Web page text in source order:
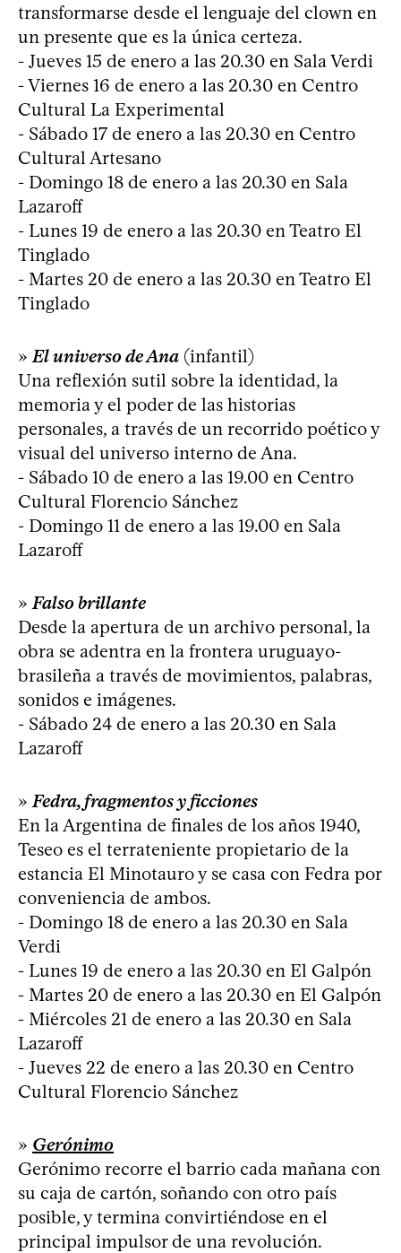
transformarse desde el lenguaje del clown en
un presente que es la única certeza.
- Jueves 15 de enero a las 20.30 en Sala Verdi
- Viernes 16 de enero a las 20.30 en Centro
Cultural La Experimental
- Sábado 17 de enero a las 20.30 en Centro
Cultural Artesano
- Domingo 18 de enero a las 20.30 en Sala
Lazaroff
- Lunes 19 de enero a las 20.30 en Teatro El
Tinglado
- Martes 20 de enero a las 20.30 en Teatro El
Tinglado
» El universo de Ana (infantil)
Una reflexión sutil sobre la identidad, la
memoria y el poder de las historias
personales, a través de un recorrido poético y
visual del universo interno de Ana.
- Sábado 10 de enero a las 19.00 en Centro
Cultural Florencio Sánchez
- Domingo 11 de enero a las 19.00 en Sala
Lazaroff
» Falso brillante
Desde la apertura de un archivo personal, la
obra se adentra en la frontera uruguayo-
brasileña a través de movimientos, palabras,
sonidos e imágenes.
- Sábado 24 de enero a las 20.30 en Sala
Lazaroff
» Fedra, fragmentos y ficciones
En la Argentina de finales de los años 1940,
Teseo es el terrateniente propietario de la
estancia El Minotauro y se casa con Fedra por
conveniencia de ambos.
- Domingo 18 de enero a las 20.30 en Sala
Verdi
- Lunes 19 de enero a las 20.30 en El Galpón
- Martes 20 de enero a las 20.30 en El Galpón
- Miércoles 21 de enero a las 20.30 en Sala
Lazaroff
- Jueves 22 de enero a las 20.30 en Centro
Cultural Florencio Sánchez
» Gerónimo
Gerónimo recorre el barrio cada mañana con
su caja de cartón, soñando con otro país
posible, y termina convirtiéndose en el
principal impulsor de una revolución.